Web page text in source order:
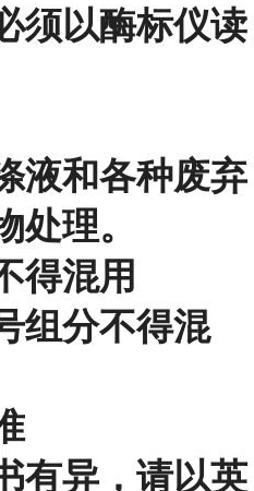
须以酶标仪读
液和各种废弃
处理。
得混用
组分不得混
有异，请以英